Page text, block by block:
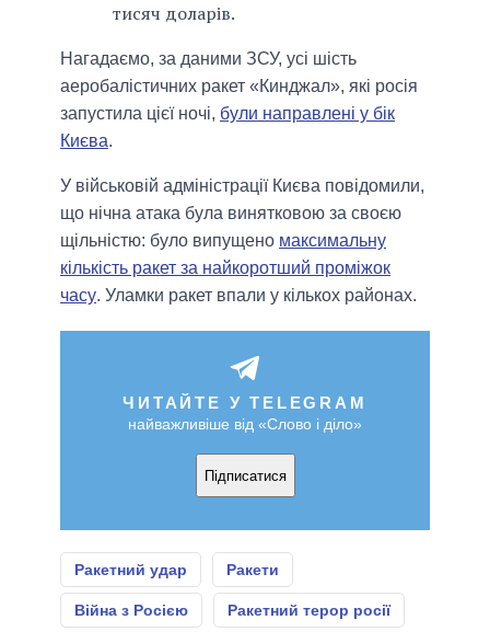
тисяч доларів.
Нагадаємо, за даними ЗСУ, усі шість
аеробалістичних ракет «Кинджал», які росія
запустила цієї ночі, були направлені у бік
Києва.
У військовій адміністрації Києва повідомили,
що нічна атака була винятковою за своєю
щільністю: було випущено максимальну
кількість ракет за найкоротший проміжок
часу. Уламки ракет впали у кількох районах.
ЧИТАЙТЕ У TELEGRAM
найважливіше від «Слово і діло»
Підписатися
Ракетний удар Ракети
Війна з Росією Ракетний терор росії